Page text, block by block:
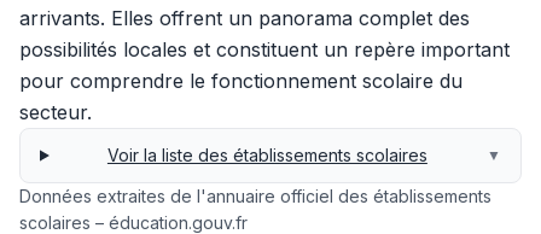
arrivants. Elles offrent un panorama complet des
possibilités locales et constituent un repère important
pour comprendre le fonctionnement scolaire du
secteur.
Voir la liste des établissements scolaires ▼
Données extraites de l'annuaire officiel des établissements
scolaires – éducation.gouv.fr